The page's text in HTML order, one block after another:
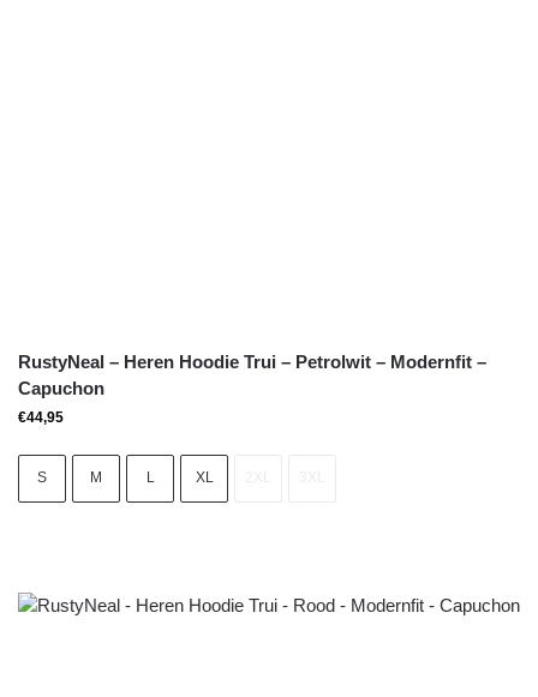
RustyNeal – Heren Hoodie Trui – Petrolwit – Modernfit –
Capuchon
€44,95
S M L XL